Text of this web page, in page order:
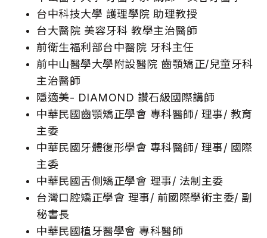
台中科技大學 護理學院 助理教授
台大醫院 美容牙科 教學主治醫師
前衛生福利部台中醫院 牙科主任
前中山醫學大學附設醫院 齒顎矯正/兒童牙科
主治醫師
隱適美- DIAMOND 讚石級國際講師
中華民國齒顎矯正學會 專科醫師/ 理事/ 教育
主委
中華民國牙體復形學會 專科醫師/ 理事/ 國際
主委
中華民國舌側矯正學會 理事/ 法制主委
台灣口腔矯正學會 理事/ 前國際學術主委/ 副
秘書長
中華民國植牙醫學會 專科醫師